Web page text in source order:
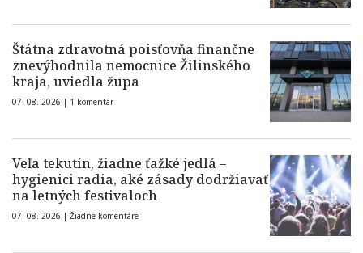
Štátna zdravotná poisťovňa finančne
znevýhodnila nemocnice Žilinského
kraja, uviedla župa
07. 08. 2026 | 1 komentár
Veľa tekutín, žiadne ťažké jedlá –
hygienici radia, aké zásady dodržiavať
na letných festivaloch
07. 08. 2026 | Žiadne komentáre